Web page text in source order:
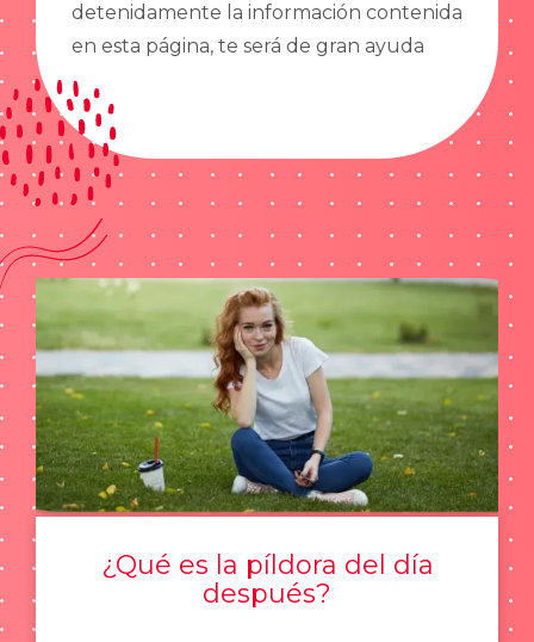
detenidamente la información contenida
en esta página, te será de gran ayuda
¿Qué es la píldora del día
después?